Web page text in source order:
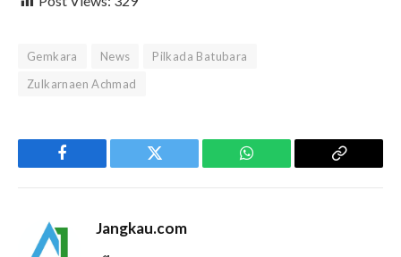
Gemkara News
Pilkada Batubara
Zulkarnaen Achmad
Facebook Twitter WhatsApp
Copy
Jangkau.com